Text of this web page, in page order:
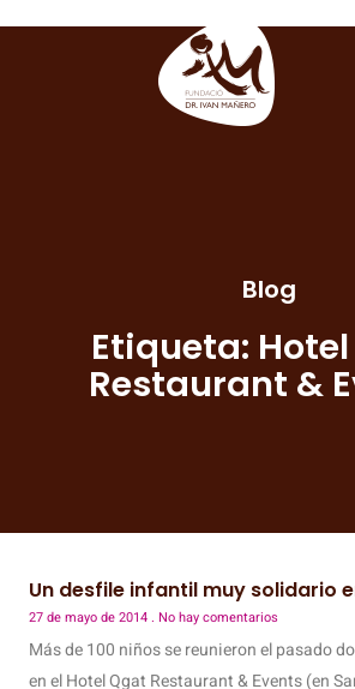
Blog
Etiqueta:
Restaurant &
Un desfile infantil muy solidario
27 de mayo de 2014 No hay comentarios
Más de 100 niños se reunieron el pasado
en el Hotel Qgat Restaurant & Events (en